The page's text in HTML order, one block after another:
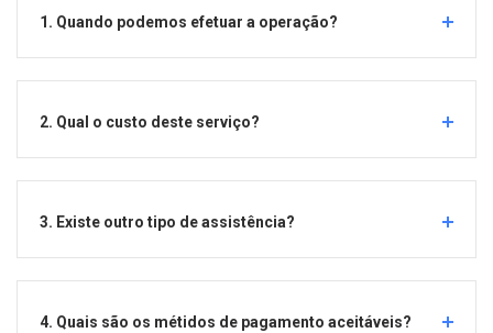
1. Quando podemos efetuar a operação?
2. Qual o custo deste serviço?
3. Existe outro tipo de assistência?
4. Quais são os métidos de pagamento aceitáveis?